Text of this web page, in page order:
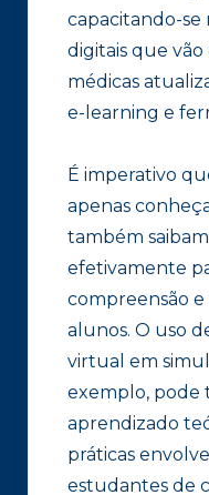
capacitando-se
digitais que vão
médicas
e-learning e
É imperativo
apenas
também
efetivamente
compreensão
alunos. O uso
virtual em
exemplo, pode
aprendizado
práticas
estudantes de